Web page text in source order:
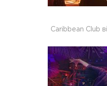
Caribbean Club